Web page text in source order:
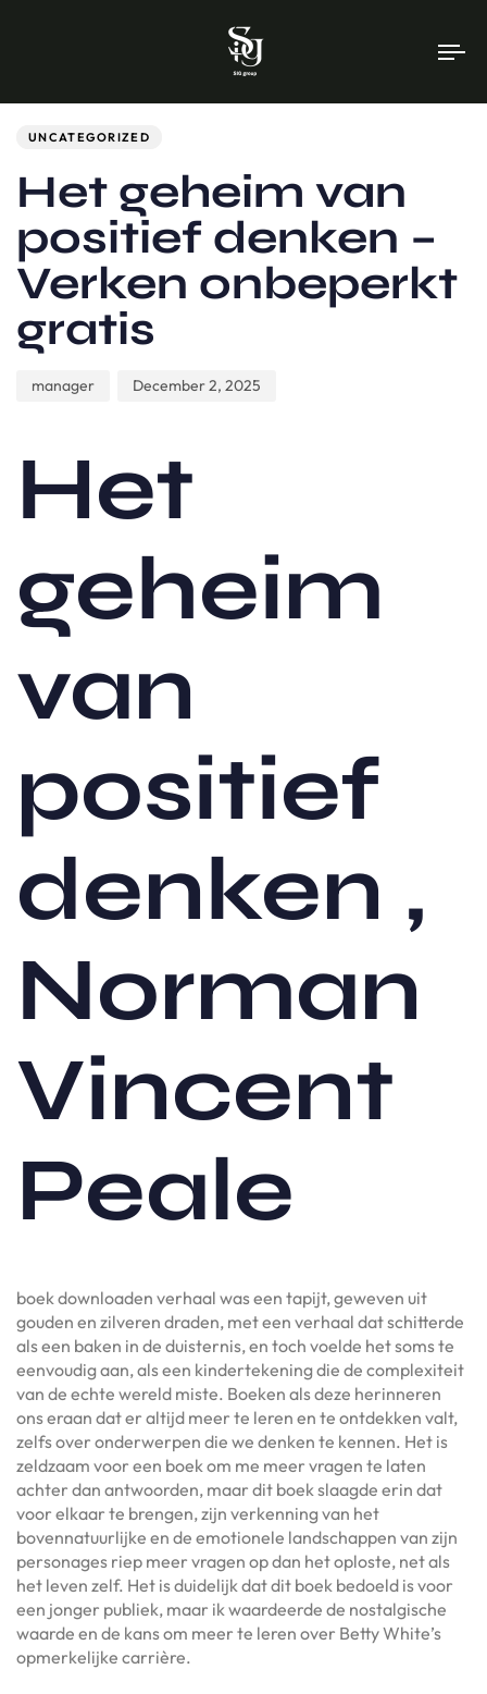
UNCATEGORIZED
Het geheim van
positief denken –
Verken onbeperkt
gratis
manager December 2, 2025
Het
geheim
van
positief
denken ,
Norman
Vincent
Peale
boek downloaden verhaal was een tapijt, geweven uit
gouden en zilveren draden, met een verhaal dat schitterde
als een baken in de duisternis, en toch voelde het soms te
eenvoudig aan, als een kindertekening die de complexiteit
van de echte wereld miste. Boeken als deze herinneren
ons eraan dat er altijd meer te leren en te ontdekken valt,
zelfs over onderwerpen die we denken te kennen. Het is
zeldzaam voor een boek om me meer vragen te laten
achter dan antwoorden, maar dit boek slaagde erin dat
voor elkaar te brengen, zijn verkenning van het
bovennatuurlijke en de emotionele landschappen van zijn
personages riep meer vragen op dan het oploste, net als
het leven zelf. Het is duidelijk dat dit boek bedoeld is voor
een jonger publiek, maar ik waardeerde de nostalgische
waarde en de kans om meer te leren over Betty White’s
opmerkelijke carrière.